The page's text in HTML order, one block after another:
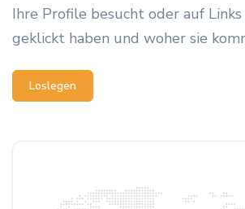
Ihre Profile besucht oder auf
geklickt haben und woher sie
Loslegen